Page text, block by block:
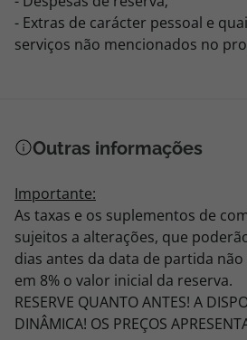
- Extras de carácter pessoal e
serviços não mencionados no
Outras informações
Importante:
As taxas e os suplementos de
sujeitos a alterações, que
dias antes da data de partida
em 8% o valor inicial da reserva.
RESERVE QUANTO ANTES! A
DINÂMICA! OS PREÇOS